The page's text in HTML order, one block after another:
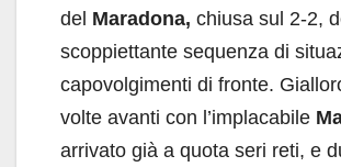
del Maradona, chiusa sul 2-2,
scoppiettante sequenza di
capovolgimenti di fronte.
volte avanti con l’implacabile
arrivato già a quota seri reti, e